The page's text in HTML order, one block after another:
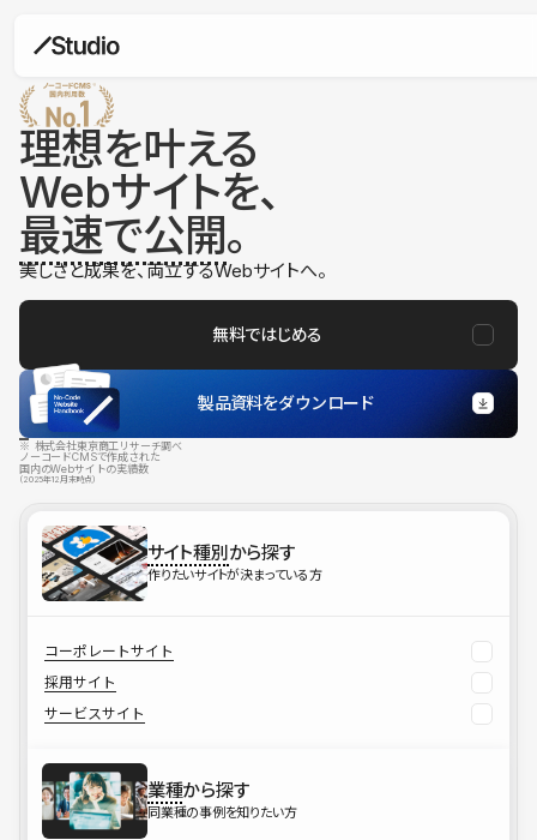
理想を叶える
Webサイトを、
最速で公開。
美しさと成果を、両立するWebサイトへ。
無料ではじめる
製品資料をダウンロード
※ 株式会社東京商工リサーチ調べ
ノーコードCMSで作成された
国内のWebサイトの実績数
（2025年12月末時点）
サイト種別から探す
作りたいサイトが決まっている方
コーポレートサイト
採用サイト
サービスサイト
業種から探す
同業種の事例を知りたい方